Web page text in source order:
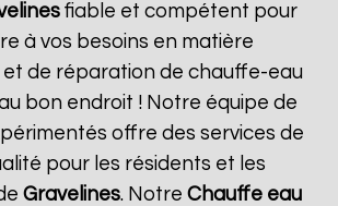
fiable et compétent pour
à vos besoins en matière
de réparation de chauffe-eau
bon endroit ! Notre équipe de
offre des services de
pour les résidents et les
Gravelines. NotreChauffe eau